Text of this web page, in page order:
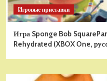
Игровые приставки
Игра Sponge Bob
Rehydrated (XBOX One,